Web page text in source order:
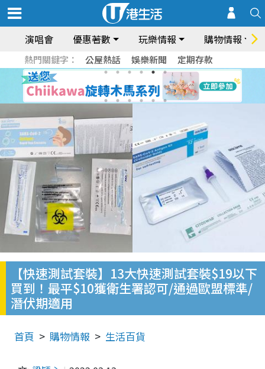
演唱會 優惠著數 玩樂情報 購物情報
熱門關鍵字： 公屋熱話 娛樂新聞 定期存款
【快速測試套裝】13大快速測試套裝$19以下
買到！最平$10獲衛生署認可/通過歐盟標準/
潛伏期適用
首頁 購物情報 生活百貨